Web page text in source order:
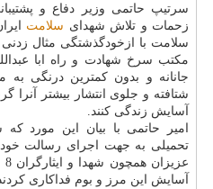
سرتیپ حاتمی وزیر دفاع و
زحمات و تلاش شهدای سلامت
سلامت با ازخودگذشتگی مثال زدنی
مکتب سرخ شهادت و راه ابا
جانانه و بدون کمترین درنگی به
شتافته و جلوی انتشار بیشتر آنرا
آسایش زندگی کنند.
امیر حاتمی با بیان این مورد
تحمیلی به جهت اجرای رسالت خود
آسایش این مرز و بوم فداکاری